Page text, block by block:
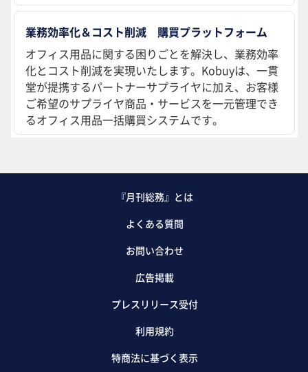
業務効率化＆コスト削減 購買プラットフォーム
オフィス用品に関する困りごとを解決し、業務効率
化とコスト削減を実現いたします。Kobuyは、一貫
堂が提携するパートナーサプライヤに加え、お客様
ご希望のサプライヤ商品・サービスを一元管理でき
るオフィス用品一括購買システムです。
『月刊総務』とは
よくある質問
お問い合わせ
広告掲載
プレスリリース受付
利用規約
特商法に基づく表示